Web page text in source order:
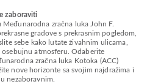
zaboraviti
zračna luka John F.
gradove s prekrasnim pogledom,
sebe kako lutate živahnim ulicama,
atmosferu. Odaberite
zračna luka Kotoka (ACC)
nove horizonte sa svojim najdražima i
nezaboravnim.